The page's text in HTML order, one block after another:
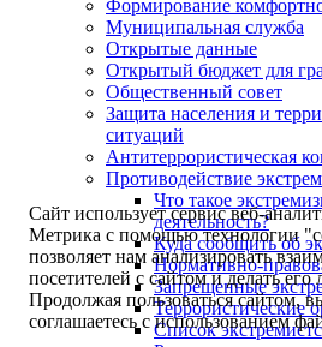
Формирование
Муниципальная служба
Открытые данные
Открытый бюджет для
Общественный совет
Защита населения и
ситуаций
Антитеррористическая
Противодействие
Что такое
деятельность?
Куда сообщить об
Нормативно-
Запрещенные
Террористические
Список
Сайт использует сервис веб-
Метрика с помощью технологии
позволяет нам анализировать
посетителей с сайтом и делать его
Продолжая пользоваться сайтом,
соглашаетесь с использованием